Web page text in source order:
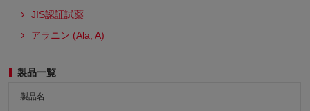
JIS認証試薬
アラニン (Ala, A)
製品一覧
製品名